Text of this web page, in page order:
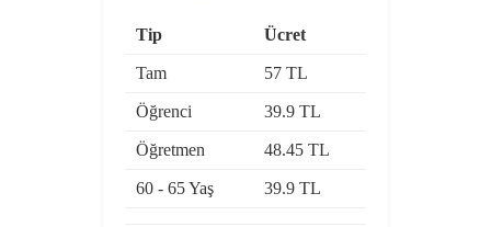
Tip Ücret
Tam 57 TL
Öğrenci 39.9 TL
Öğretmen 48.45 TL
60 - 65 Yaş 39.9 TL